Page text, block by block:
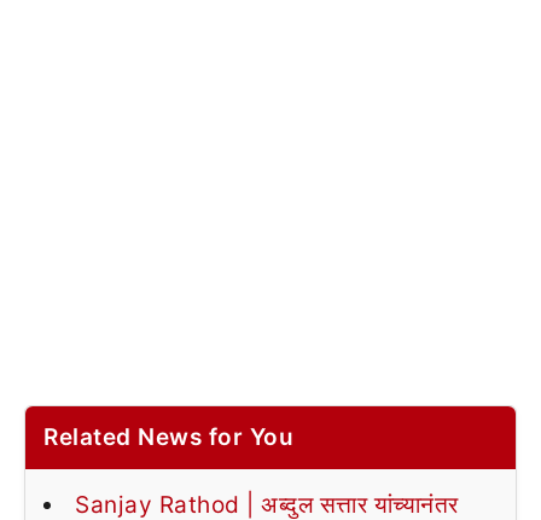
Related News for You
Sanjay Rathod | अब्दुल सत्तार यांच्यानंतर